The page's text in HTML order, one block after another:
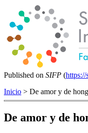
Published on SIFP (
Inicio > De amor y de
De amor y de